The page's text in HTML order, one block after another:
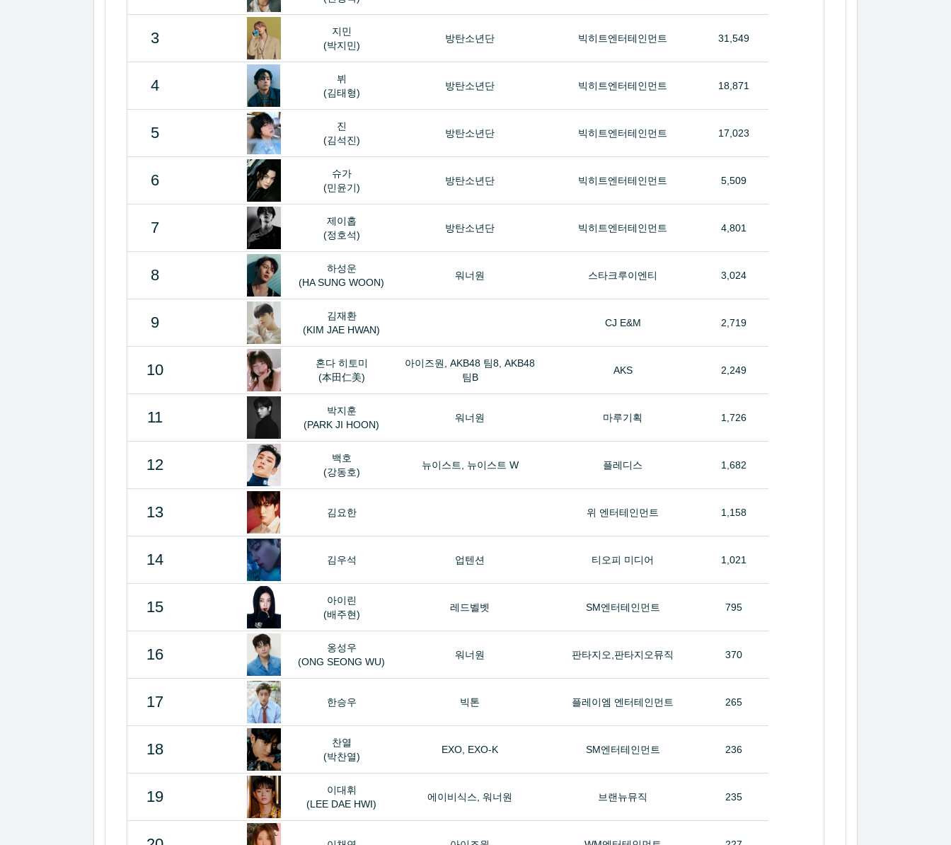
3
지민
(박지민)
방탄소년단 빅히트엔터테인먼트 31,549
4
뷔
(김태형)
방탄소년단 빅히트엔터테인먼트 18,871
5
진
(김석진)
방탄소년단 빅히트엔터테인먼트 17,023
6
슈가
(민윤기)
방탄소년단 빅히트엔터테인먼트 5,509
7
제이홉
(정호석)
방탄소년단 빅히트엔터테인먼트 4,801
8
하성운
(HA SUNG WOON)
워너원 스타크루이엔티 3,024
9
김재환
(KIM JAE HWAN)
CJ E&M 2,719
10
혼다 히토미
(本田仁美)
아이즈원, AKB48 팀8, AKB48
팀B
AKS 2,249
11
박지훈
(PARK JI HOON)
워너원 마루기획 1,726
12
백호
(강동호)
뉴이스트, 뉴이스트 W 플레디스 1,682
13 김요한 위 엔터테인먼트 1,158
14 김우석 업텐션 티오피 미디어 1,021
15
아이린
(배주현)
레드벨벳 SM엔터테인먼트 795
16
옹성우
(ONG SEONG WU)
워너원 판타지오,판타지오뮤직 370
17 한승우 빅톤 플레이엠 엔터테인먼트 265
18
찬열
(박찬열)
EXO, EXO-K SM엔터테인먼트 236
19
이대휘
(LEE DAE HWI)
에이비식스, 워너원 브랜뉴뮤직 235